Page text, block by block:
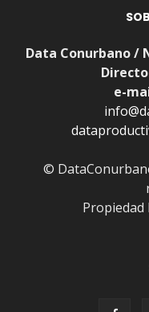
Data Conurbano /
e-
©